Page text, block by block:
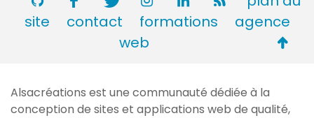
site
contact formations
agence
web
de
Alsacréations est une communauté dédiée à la
conception de sites et applications web de qualité,